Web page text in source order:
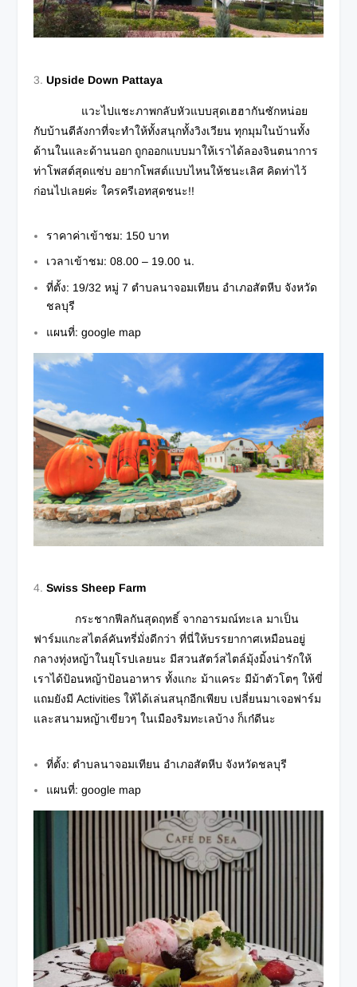
Upside Down Pattaya
แวะไปแชะภาพกลับหัวแบบสุดเฮฮากันซักหน่อย
กับบ้านตีลังกาที่จะทำให้ทั้งสนุกทั้งวิงเวียน ทุกมุมในบ้านทั้ง
ด้านในและด้านนอก ถูกออกแบบมาให้เราได้ลองจินตนาการ
ท่าโพสต์สุดแซ่บ อยากโพสต์แบบไหนให้ชนะเลิศ คิดท่าไว้
ก่อนไปเลยค่ะ ใครครีเอทสุดชนะ!!
ราคาค่าเข้าชม: 150 บาท
เวลาเข้าชม: 08.00 – 19.00 น.
ที่ตั้ง: 19/32 หมู่ 7 ตำบลนาจอมเทียน อำเภอสัตหีบ จังหวัด
ชลบุรี
แผนที่:google map
Swiss Sheep Farm
กระชากฟีลกันสุดฤทธิ์ จากอารมณ์ทะเล มาเป็น
ฟาร์มแกะสไตล์คันทรี่มั่งดีกว่า ที่นี่ให้บรรยากาศเหมือนอยู่
กลางทุ่งหญ้าในยุโรปเลยนะ มีสวนสัตว์สไตล์มุ้งมิ้งน่ารักให้
เราได้ป้อนหญ้าป้อนอาหาร ทั้งแกะ ม้าแคระ มีม้าตัวโตๆ ให้ขี่
แถมยังมี Activities ให้ได้เล่นสนุกอีกเพียบ เปลี่ยนมาเจอฟาร์ม
และสนามหญ้าเขียวๆ ในเมืองริมทะเลบ้าง ก็เก๋ดีนะ
ที่ตั้ง: ตำบลนาจอมเทียน อำเภอสัตหีบ จังหวัดชลบุรี
แผนที่:google map